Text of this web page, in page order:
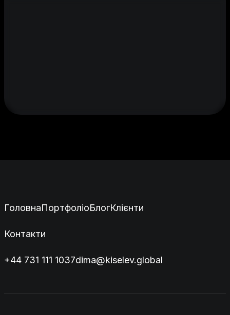
ГоловнаПортфоліоБлогКлієнти
Контакти
+44 731 111 1037dima@kiselev.global